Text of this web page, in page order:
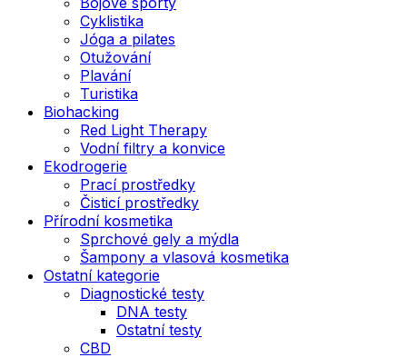
Cyklistika
Jóga a pilates
Otužování
Plavání
Turistika
Biohacking
Red Light Therapy
Vodní filtry a konvice
Ekodrogerie
Prací prostředky
Čisticí prostředky
Přírodní kosmetika
Sprchové gely a mýdla
Šampony a vlasová kosmetika
Ostatní kategorie
Diagnostické testy
DNA testy
Ostatní testy
CBD